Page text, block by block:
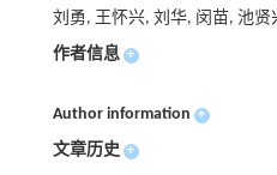
刘勇, 王怀兴, 刘华, 闵苗, 池贤
作者信息 +
Author information +
文章历史 +